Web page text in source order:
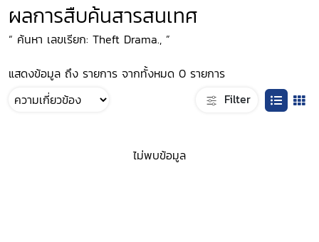
ผลการสืบค้นสารสนเทศ
“ ค้นหา เลขเรียก: Theft Drama., ”
แสดงข้อมูล ถึง รายการ จากทั้งหมด 0 รายการ
Filter
ไม่พบข้อมูล